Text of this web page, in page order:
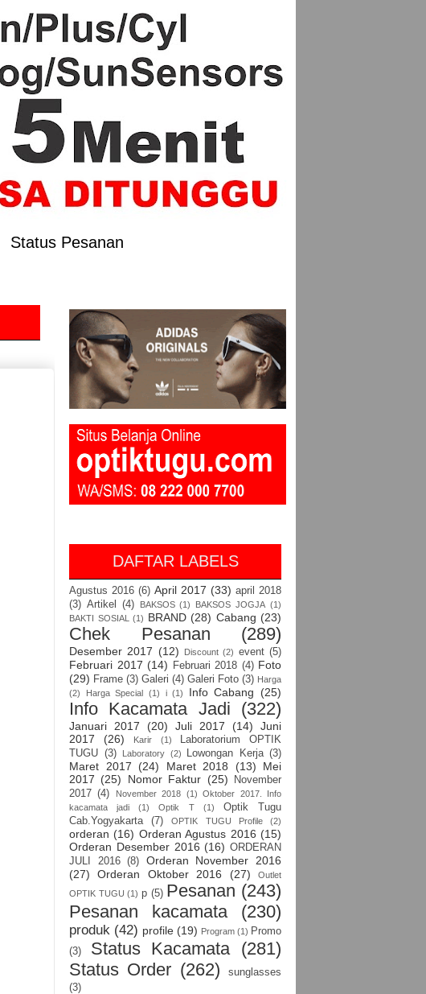
Status Pesanan
DAFTAR LABELS
Agustus 2016 (6) April 2017 (33) april 2018
(3) Artikel (4) BAKSOS (1) BAKSOS JOGJA (1)
BAKTI SOSIAL
(1) BRAND (28) Cabang (23)
Chek Pesanan (289)
Desember 2017 (12) Discount (2) event (5)
Februari 2017 (14) Februari 2018 (4) Foto
(29) Frame (3) Galeri (4) Galeri Foto (3) Harga
(2)
Harga Special (1) i (1) Info Cabang (25)
Info Kacamata Jadi (322)
Januari 2017 (20) Juli 2017 (14)
Juni
2017
(26) Karir (1)
Laboratorium OPTIK
TUGU (3) Laboratory (2) Lowongan Kerja (3)
Maret 2017 (24) Maret 2018 (13)
Mei
2017 (25) Nomor Faktur (25)
November
2017 (4) November 2018 (1) Oktober 2017. Info
kacamata jadi
(1) Optik T (1)
Optik Tugu
Cab.Yogyakarta
(7) OPTIK TUGU Profile (2)
orderan (16) Orderan Agustus 2016 (15)
Orderan Desember 2016 (16) ORDERAN
JULI 2016
(8)
Orderan November 2016
(27)
Orderan Oktober 2016 (27)
Outlet
OPTIK TUGU (1) p (5) Pesanan (243)
Pesanan kacamata
(230)
produk (42) profile (19) Program (1) Promo
(3)
Status Kacamata (281)
Status Order (262)
sunglasses
(3)